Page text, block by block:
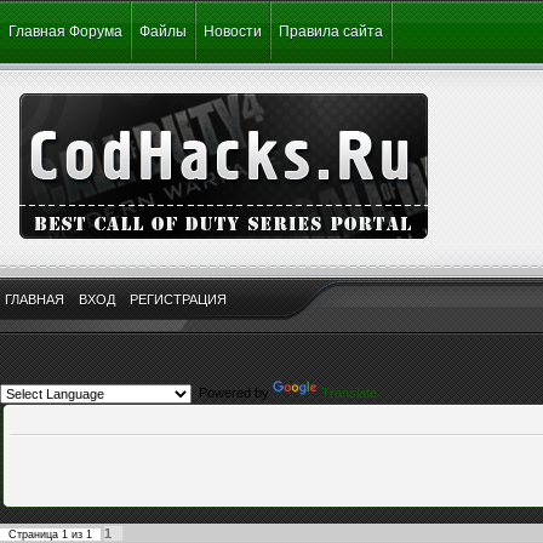
Главная Форума Файлы Новости Правила сайта
ГЛАВНАЯ ВХОД РЕГИСТРАЦИЯ
Powered by Translate
Страница 1 из 1
1